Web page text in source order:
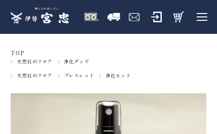
TOP
天然石のフロア 浄化グッズ
天然石のフロア ブレスレット 浄化セット